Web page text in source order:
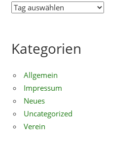
Kategorien
Allgemein
Impressum
Neues
Uncategorized
Verein